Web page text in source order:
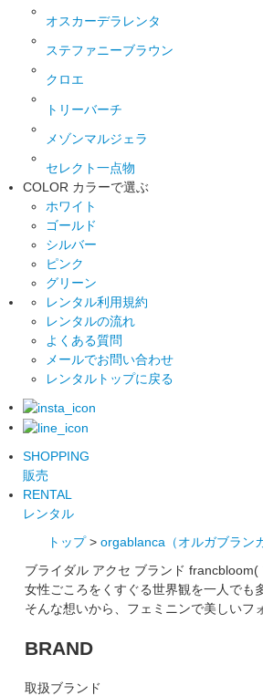
オスカーデラレンタ
ステファニーブラウン
クロエ
トリーバーチ
メゾンマルジェラ
セレクト一点物
COLOR カラーで選ぶ
ホワイト
ゴールド
シルバー
ピンク
グリーン
レンタル利用規約
レンタルの流れ
よくある質問
メールでお問い合わせ
レンタルトップに戻る
SHOPPING
販売
RENTAL
レンタル
トップ > orgablanca（オルガブランカ
ブライダル アクセ ブランド francbloom(
女性ごころをくすぐる世界観を一人でも
そんな想いから、フェミニンで美しいフ
BRAND
取扱ブランド